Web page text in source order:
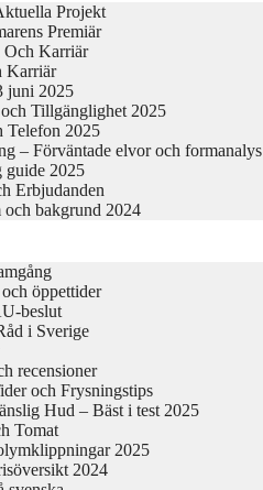
Projekt
Premiär
Och Karriär
Karriär
juni 2025
Tillgänglighet 2025
Telefon 2025
– Förväntade elvor och formanalys
guide 2025
Erbjudanden
bakgrund 2024
öppettider
beslut
i Sverige
recensioner
och Frysningstips
Hud – Bäst i test 2025
Tomat
2025
2024